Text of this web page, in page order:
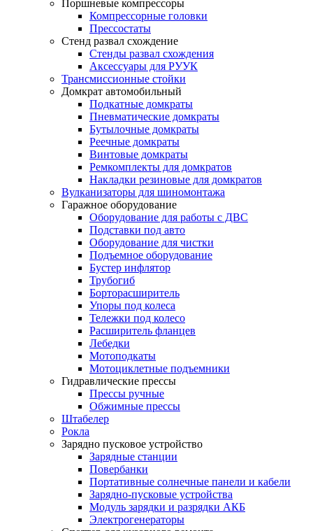
Поршневые компрессоры
Компрессорные головки
Прессостаты
Стенд развал схождение
Стенды развал схождения
Аксессуары для РУУК
Трансмиссионные стойки
Домкрат автомобильный
Подкатные домкраты
Пневматические домкраты
Бутылочные домкраты
Реечные домкраты
Винтовые домкраты
Ремкомплекты для домкратов
Накладки резиновые для домкратов
Вулканизаторы для шиномонтажа
Гаражное оборудование
Оборудование для работы с ДВС
Подставки под авто
Оборудование для чистки
Подъемное оборудование
Бустер инфлятор
Трубогиб
Борторасширитель
Упоры под колеса
Тележки под колесо
Расширитель фланцев
Лебедки
Мотоподкаты
Мотоциклетные подъемники
Гидравлические прессы
Прессы ручные
Обжимные прессы
Штабелер
Рокла
Зарядно пусковое устройство
Зарядные станции
Повербанки
Портативные солнечные панели и кабели
Зарядно-пусковые устройства
Модуль зарядки и разрядки АКБ
Электрогенераторы